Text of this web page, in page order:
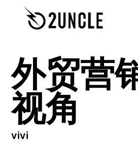
外贸营
视角
vivi